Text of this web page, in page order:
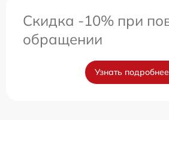
Скидка -10% при
обращении
Узнать подробнее